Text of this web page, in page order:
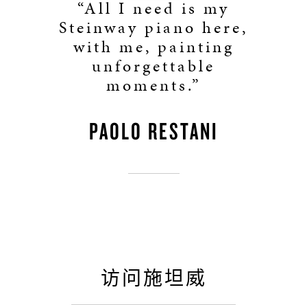
“All I need is my
Steinway piano here,
with me, painting
unforgettable
moments.”
PAOLO RESTANI
访问施坦威